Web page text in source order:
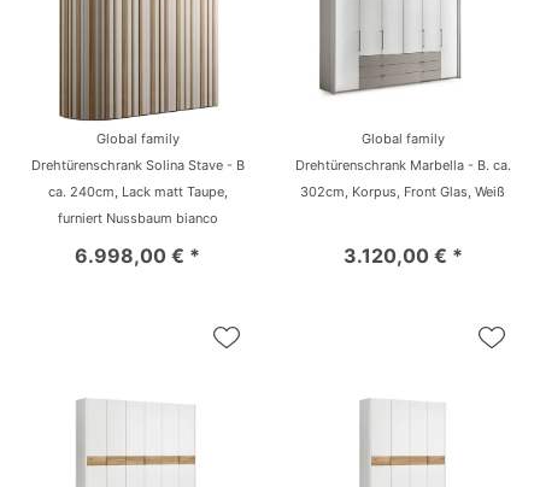
Global family
Drehtürenschrank Solina Stave - B
ca. 240cm, Lack matt Taupe,
furniert Nussbaum bianco
6.998,00 € *
Global family
Drehtürenschrank Marbella - B. ca.
302cm, Korpus, Front Glas, Weiß
3.120,00 € *